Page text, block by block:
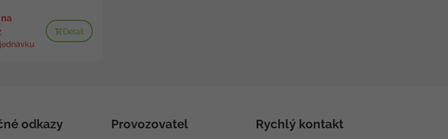
Detail
odkazy Provozovatel Rychlý kontakt